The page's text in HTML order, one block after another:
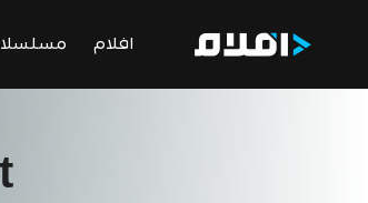
افلام